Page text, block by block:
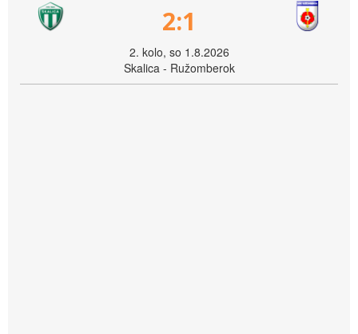
2:1
2. kolo, so 1.8.2026
Skalica - Ružomberok